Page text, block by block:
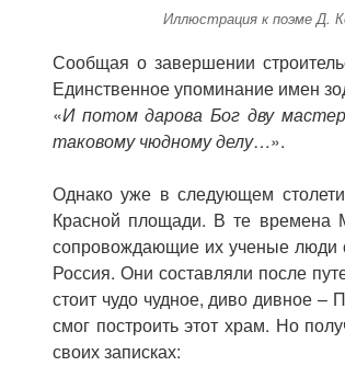
Иллюстрация к поэме Д.
Сообщая о завершении
Единственное упоминание имен
«И потом дарова Бог дву
таковому чюдному делу…».
Однако уже в следующем
Красной площади. В те времена
сопровождающие их ученые люди
Россия. Они составляли после
стоит чудо чудное, диво дивное –
смог построить этот храм. Но
своих записках: